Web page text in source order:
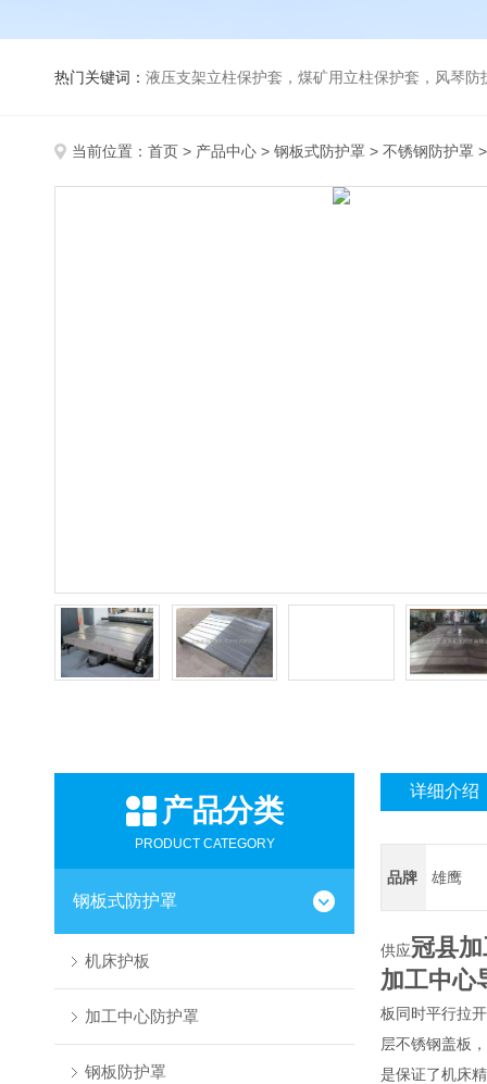
热门关键词： 液压支架立柱保护套，煤矿用立柱保护套，风琴
当前位置： 首页 > 产品中心 > 钢板式防护罩 > 不锈钢防护罩
产品分类
PRODUCT CATEGORY
钢板式防护罩
机床护板
加工中心防护罩
钢板防护罩
详细介绍
品牌 雄鹰
供应冠县
加工中心
板同时平行拉
层不锈钢盖板
是保证了机床